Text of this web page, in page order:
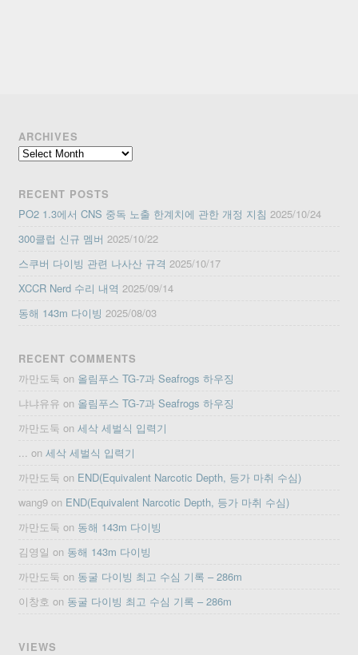
ARCHIVES
Archives
RECENT POSTS
PO2 1.3에서 CNS 중독 노출 한계치에 관한 개정 지침 2025/10/24
300클럽 신규 멤버 2025/10/22
스쿠버 다이빙 관련 나사산 규격 2025/10/17
XCCR Nerd 수리 내역 2025/09/14
동해 143m 다이빙 2025/08/03
RECENT COMMENTS
까만도둑 on 올림푸스 TG-7과 Seafrogs 하우징
냐냐유유 on 올림푸스 TG-7과 Seafrogs 하우징
까만도둑 on세삭 세벌식 입력기
... on세삭 세벌식 입력기
까만도둑 on END(Equivalent Narcotic Depth, 등가 마취 수심)
wang9 on END(Equivalent Narcotic Depth, 등가 마취 수심)
까만도둑 on 동해 143m 다이빙
김영일 on 동해 143m 다이빙
까만도둑 on 동굴 다이빙 최고 수심 기록 – 286m
이창호 on 동굴 다이빙 최고 수심 기록 – 286m
VIEWS